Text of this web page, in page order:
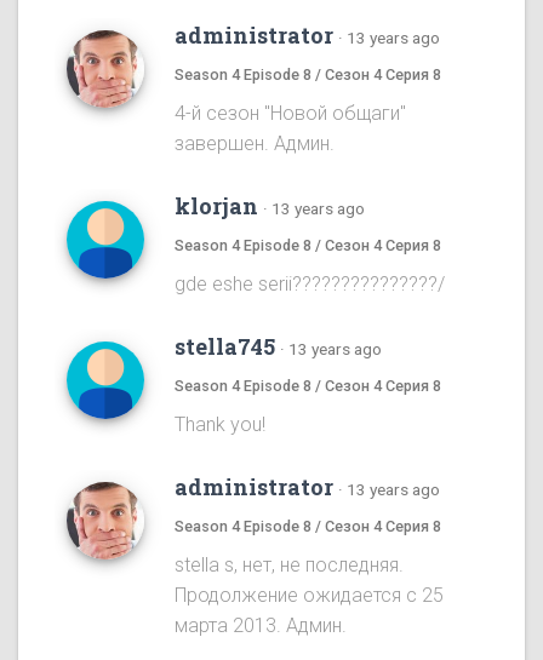
administrator · 13 years ago
Season 4 Episode 8 / Сезон 4 Серия 8
4-й сезон "Новой общаги"
завершен. Админ.
klorjan · 13 years ago
Season 4 Episode 8 / Сезон 4 Серия 8
gde eshe serii???????????????/
stella745 · 13 years ago
Season 4 Episode 8 / Сезон 4 Серия 8
Thank you!
administrator · 13 years ago
Season 4 Episode 8 / Сезон 4 Серия 8
stella s, нет, не последняя.
Продолжение ожидается с 25
марта 2013. Админ.